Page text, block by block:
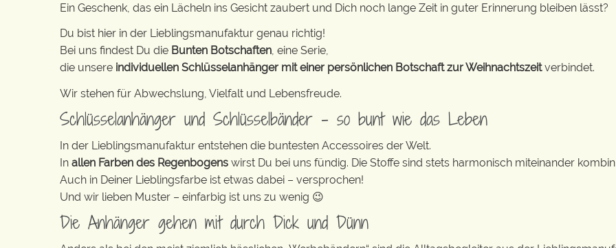
Ein Geschenk, das ein Lächeln ins Gesicht zaubert und Dich noch lange Zeit in guter Erinnerung bleiben lässt?
Du bist hier in der Lieblingsmanufaktur genau richtig!
Bei uns findest Du die Bunten Botschaften, eine Serie,
die unsere individuellen Schlüsselanhänger mit einer persönlichen Botschaft zur Weihnachtszeitverbindet.
Wir stehen für Abwechslung, Vielfalt und Lebensfreude.
Schlüsselanhänger und Schlüsselbänder – so bunt wie das Leben
In der Lieblingsmanufaktur entstehen die buntesten Accessoires der Welt.
In allen Farben des Regenbogens wirst Du bei uns fündig. Die Stoffe sind stets harmonisch miteinander
Auch in Deiner Lieblingsfarbe ist etwas dabei – versprochen!
Und wir lieben Muster – einfarbig ist uns zu wenig 😉
Die Anhänger gehen mit durch Dick und Dünn